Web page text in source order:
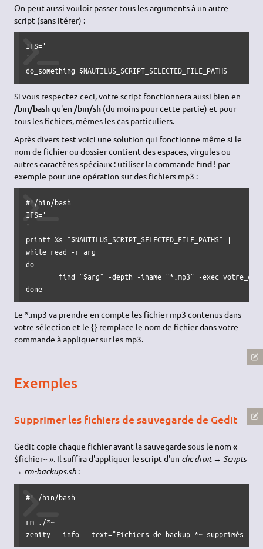
On peut aussi vouloir passer tous les arguments à un autre
script (sans itérer) :
IFS='
'
do_something $NAUTILUS_SCRIPT_SELECTED_FILE_PATHS
Si vous respectez ceci, votre script fonctionnera aussi bien en
/bin/bashqu'en /bin/sh (du moins pour cette partie) et pour
tous les fichiers, mêmes les cas particuliers.
Après divers test voici une solution qui fonctionne même si le
nom de fichier ou dossier contient des espaces, virgules ou
autres caractères spéciaux : utiliser la commande find ! par
exemple pour une opération sur des fichiers mp3 :
#!/bin/bash
IFS='
'
printf %s "$NAUTILUS_SCRIPT_SELECTED_FILE_PATHS"
|
while read -r
do
find "$arg" -depth -iname "*.mp3" -exec
done
Le *.mp3 va prendre en compte les fichier mp3 contenus dans
votre sélection et le {} remplace le nom de fichier dans votre
commande à appliquer sur les mp3.
Exemples
Supprimer les fichiers de sauvegarde de Gedit
Gedit copie chaque fichier avant la sauvegarde sous le nom «
$fichier~ ». Il suffira d'appliquer le script d'un clic droit → Scripts
→ rm-backups.sh :
#! /bin/bash
rm /*~
zenity --info --text="Fichiers de backup *~ supprimés :)"